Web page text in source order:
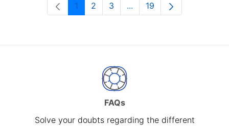
Page
1 Page
2 Page
3 ...Intermediate Pages Use
Page
19
FAQs
Solve your doubts regarding the different